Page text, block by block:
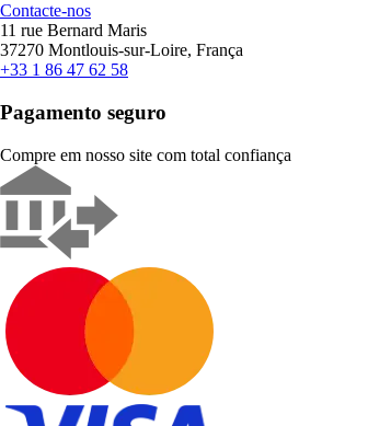
Contacte-nos
11 rue Bernard Maris
37270 Montlouis-sur-Loire, França
+33 1 86 47 62 58
Pagamento seguro
Compre em nosso site com total confiança